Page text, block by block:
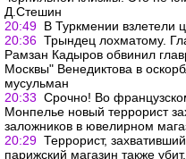
Д.Стешин
20:49 В Туркмении взлетели
20:36 Трындец лохматому.
Рамзан Кадыров обвинил
Москвы" Венедиктова в
мусульман
20:33 Срочно! Во
Монпелье новый террорист
заложников в ювелирном
20:29 Террорист,
парижский магазин также